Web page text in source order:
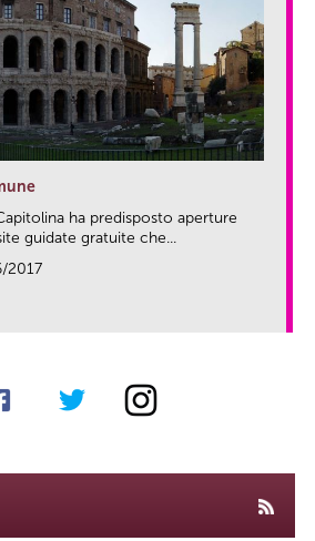
ha predisposto aperture
guidate gratuite che...
2017